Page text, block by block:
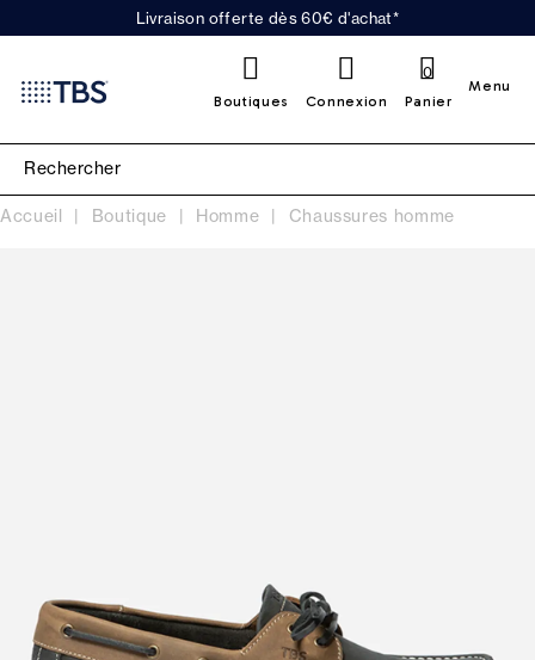
Livraison offerte dès 60€ d'achat*
Boutiques Connexion Panier
0
Menu
Accueil Boutique Homme Chaussures homme